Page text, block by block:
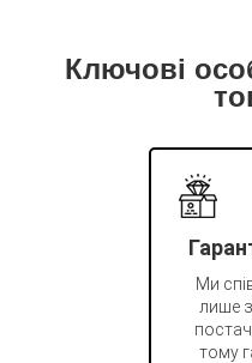
Ключові
Ми
лише
тому